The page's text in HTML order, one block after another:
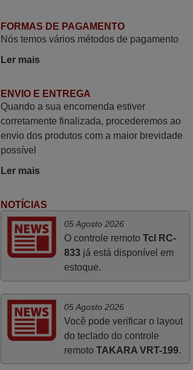
com o comando e seu funcionamento
perfeito, a rapidez na entrega e a vossa
eficiência no processo. Gostaria de
salientar que foi de extrema importância a
vossa informação acerca de como usar o
comando sem usar por marca mas
funcionar. Apenas diziam que tinham
comandos universais mas podiam não
funcionar. Muito obrigada.
Edite,
O comando veio bem embrulhado e
protegido. Fez logo a emparelhamento
com a televisão, sem problemas.
FORMAS DE PAGAMENTO
Nós temos vários métodos de pagamento
Ler mais
ENVIO E ENTREGA
Quando a sua encomenda estiver
corretamente finalizada, procederemos ao
envio dos produtos com a maior brevidade
possível
Ler mais
NOTÍCIAS
05 Agosto 2026
O controle remoto Tcl RC-
833já está disponível em
estoque.
05 Agosto 2026
Você pode verificar o layout
do teclado do controle
remoto TAKARA VRT-199.